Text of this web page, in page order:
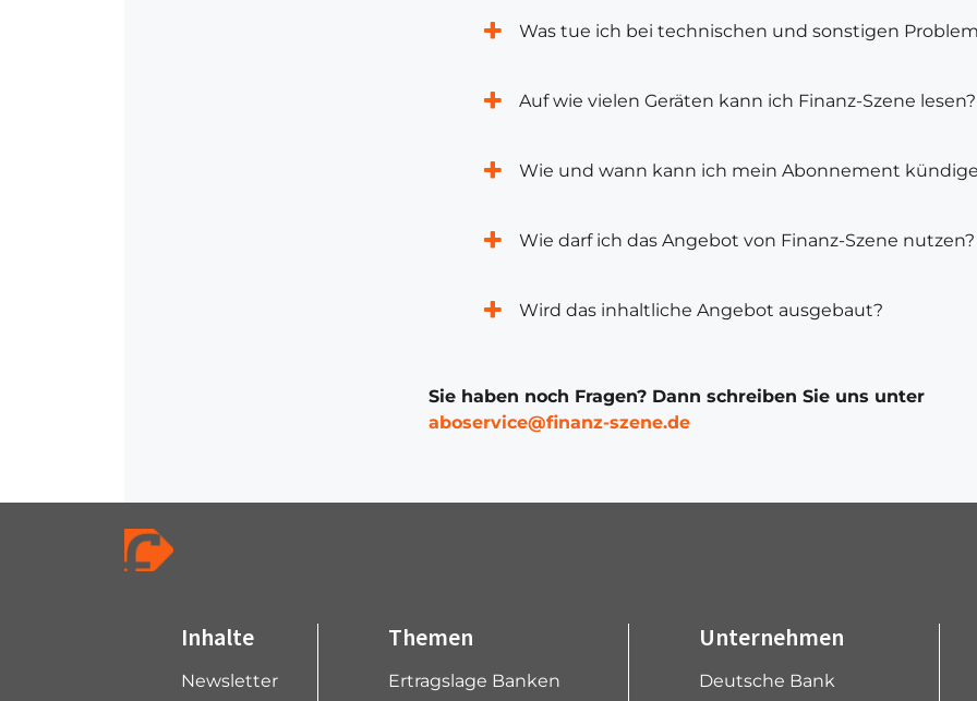
Was tue ich bei technischen und sonstigen
Auf wie vielen Geräten kann ich Finanz-Szene lesen?
Wie und wann kann ich mein Abonnement
Wie darf ich das Angebot von Finanz-Szene nutzen?
Wird das inhaltliche Angebot ausgebaut?
Sie haben noch Fragen? Dann schreiben Sie uns unter
aboservice@finanz-szene.de
Inhalte
Newsletter
Themen
Ertragslage Banken
Unternehmen
Deutsche Bank